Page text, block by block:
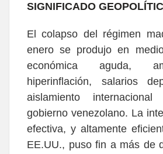
SIGNIFICADO
El colapso del régimen
enero se produjo en
económica aguda,
hiperinflación, salarios
aislamiento
gobierno venezolano. La
efectiva, y altamente
EE.UU., puso fin a más de